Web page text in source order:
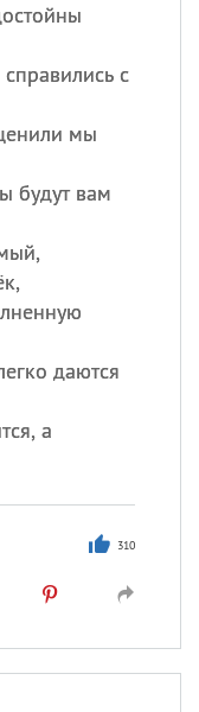
с
мы
будут вам
даются
а
310
день
битвы при
значение